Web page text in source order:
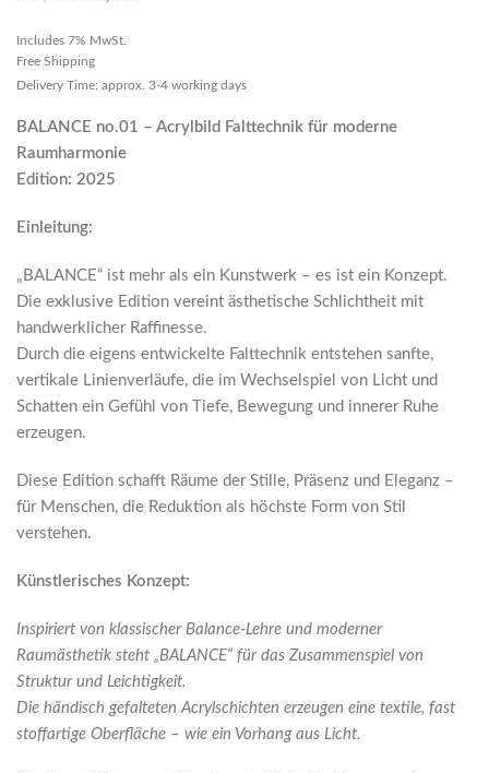
was:
800,00€.
Includes 7% MwSt.
Free Shipping
Delivery Time: approx. 3-4 working days
BALANCE no.01 – Acrylbild Falttechnik für moderne
Raumharmonie
Edition: 2025
Einleitung:
„BALANCE“ ist mehr als ein Kunstwerk – es ist ein Konzept.
Die exklusive Edition vereint ästhetische Schlichtheit mit
handwerklicher Raffinesse.
Durch die eigens entwickelte Falttechnik entstehen sanfte,
vertikale Linienverläufe, die im Wechselspiel von Licht und
Schatten ein Gefühl von Tiefe, Bewegung und innerer Ruhe
erzeugen.
Diese Edition schafft Räume der Stille, Präsenz und Eleganz –
für Menschen, die Reduktion als höchste Form von Stil
verstehen.
Künstlerisches Konzept:
Inspiriert von klassischer Balance-Lehre und moderner
Raumästhetik steht „BALANCE“ für das Zusammenspiel von
Struktur und Leichtigkeit.
Die händisch gefalteten Acrylschichten erzeugen eine textile, fast
stoffartige Oberfläche – wie ein Vorhang aus Licht.